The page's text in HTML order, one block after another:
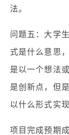
法。
问题五：大学
式是什么意思
是以一个想法
是创新点，但
以什么形式实
项目完成预期